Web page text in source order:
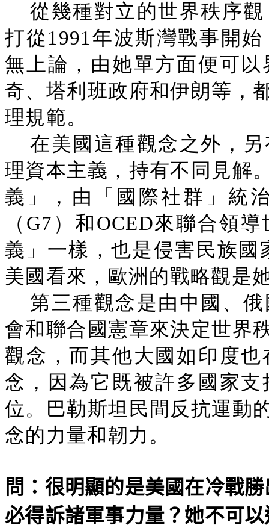
從幾種對立的世界秩序
打從1991年波斯灣戰事開
無上論，由她單方面便可
奇、塔利班政府和伊朗等，
理規範。
在美國這種觀念之外，
理資本主義，持有不同見解
義」，由「國際社群」統
（G7）和OCED來聯合領
義」一樣，也是侵害民族國
美國看來，歐洲的戰略觀是
第三種觀念是由中國、
會和聯合國憲章來決定世界
觀念，而其他大國如印度
念，因為它既被許多國家
位。巴勒斯坦民間反抗運動
念的力量和韌力。
問：很明顯的是美國在冷戰
必得訴諸軍事力量？她不可